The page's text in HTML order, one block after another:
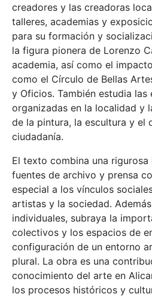
creadores y las creadoras
talleres, academias y
para su formación y
la figura pionera de Lorenzo
academia, así como el
como el Círculo de Bellas
y Oficios. También estudia las
organizadas en la localidad y
de la pintura, la escultura y el
ciudadanía.
El texto combina una
fuentes de archivo y prensa
especial a los vínculos
artistas y la sociedad.
individuales, subraya la
colectivos y los espacios de
configuración de un entorno
plural. La obra es una
conocimiento del arte en
los procesos históricos y